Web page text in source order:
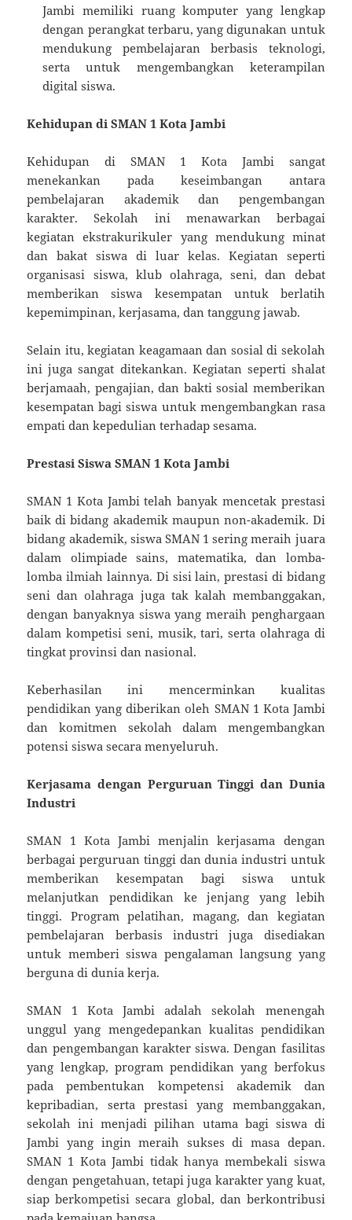
Jambi memiliki ruang komputer yang lengkap
dengan perangkat terbaru, yang digunakan untuk
mendukung pembelajaran berbasis teknologi,
serta untuk mengembangkan keterampilan
digital siswa.
Kehidupan di SMAN 1 Kota Jambi
Kehidupan di SMAN 1 Kota Jambi sangat
menekankan pada keseimbangan antara
pembelajaran akademik dan pengembangan
karakter. Sekolah ini menawarkan berbagai
kegiatan ekstrakurikuler yang mendukung minat
dan bakat siswa di luar kelas. Kegiatan seperti
organisasi siswa, klub olahraga, seni, dan debat
memberikan siswa kesempatan untuk berlatih
kepemimpinan, kerjasama, dan tanggung jawab.
Selain itu, kegiatan keagamaan dan sosial di sekolah
ini juga sangat ditekankan. Kegiatan seperti shalat
berjamaah, pengajian, dan bakti sosial memberikan
kesempatan bagi siswa untuk mengembangkan rasa
empati dan kepedulian terhadap sesama.
Prestasi Siswa SMAN 1 Kota Jambi
SMAN 1 Kota Jambi telah banyak mencetak prestasi
baik di bidang akademik maupun non-akademik. Di
bidang akademik, siswa SMAN 1 sering meraih juara
dalam olimpiade sains, matematika, dan lomba-
lomba ilmiah lainnya. Di sisi lain, prestasi di bidang
seni dan olahraga juga tak kalah membanggakan,
dengan banyaknya siswa yang meraih penghargaan
dalam kompetisi seni, musik, tari, serta olahraga di
tingkat provinsi dan nasional.
Keberhasilan ini mencerminkan kualitas
pendidikan yang diberikan oleh SMAN 1 Kota Jambi
dan komitmen sekolah dalam mengembangkan
potensi siswa secara menyeluruh.
Kerjasama dengan Perguruan Tinggi dan Dunia
Industri
SMAN 1 Kota Jambi menjalin kerjasama dengan
berbagai perguruan tinggi dan dunia industri untuk
memberikan kesempatan bagi siswa untuk
melanjutkan pendidikan ke jenjang yang lebih
tinggi. Program pelatihan, magang, dan kegiatan
pembelajaran berbasis industri juga disediakan
untuk memberi siswa pengalaman langsung yang
berguna di dunia kerja.
SMAN 1 Kota Jambi adalah sekolah menengah
unggul yang mengedepankan kualitas pendidikan
dan pengembangan karakter siswa. Dengan fasilitas
yang lengkap, program pendidikan yang berfokus
pada pembentukan kompetensi akademik dan
kepribadian, serta prestasi yang membanggakan,
sekolah ini menjadi pilihan utama bagi siswa di
Jambi yang ingin meraih sukses di masa depan.
SMAN 1 Kota Jambi tidak hanya membekali siswa
dengan pengetahuan, tetapi juga karakter yang kuat,
siap berkompetisi secara global, dan berkontribusi